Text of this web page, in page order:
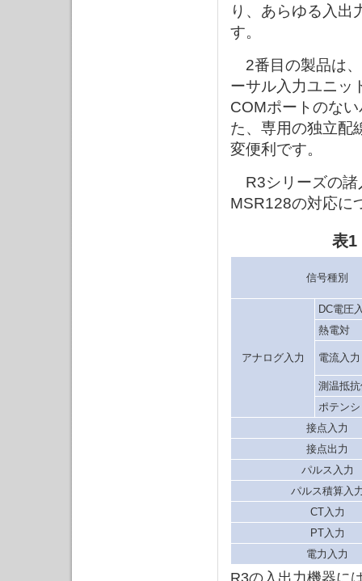
り、あらゆる入出
す。
2番目の製品は
ーサル入力ユニッ
COMポートのな
た、専用の独立配
変便利です。
R3シリーズの諸
MSR128の対応に
表1
信号種別
アナログ入力
DC電圧
熱電対
電流入力
測温抵
ポテン
接点入力
接点出力
パルス入力
パルス積算入
CT入力
PT入力
電力入力
R3の入出力機器に